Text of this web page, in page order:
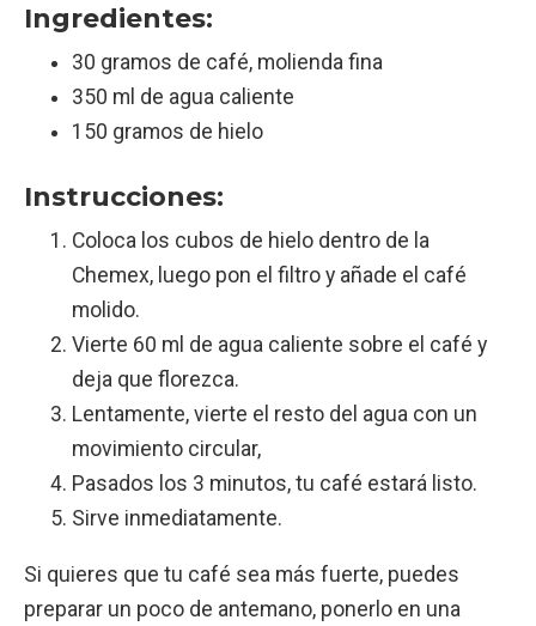
Ingredientes:
30 gramos de café, molienda fina
350 ml de agua caliente
150 gramos de hielo
Instrucciones:
Coloca los cubos de hielo dentro de la
Chemex, luego pon el filtro y añade el café
molido.
Vierte 60 ml de agua caliente sobre el café y
deja que florezca.
Lentamente, vierte el resto del agua con un
movimiento circular,
Pasados los 3 minutos, tu café estará listo.
Sirve inmediatamente.
Si quieres que tu café sea más fuerte, puedes
preparar un poco de antemano, ponerlo en una